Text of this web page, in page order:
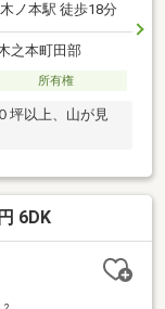
ノ本駅 徒歩18分
之本町田部
所有権
坪以上、山が見
6DK